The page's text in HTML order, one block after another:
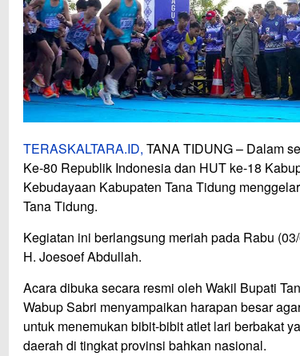
TERASKALTARA.ID, TANA TIDUNG – Dalam
Ke-80 Republik Indonesia dan HUT ke-18
Kebudayaan Kabupaten Tana Tidung
Tana Tidung.
Kegiatan ini berlangsung meriah pada Rabu
H. Joesoef Abdullah.
Acara dibuka secara resmi oleh Wakil Bupati
Wabup Sabri menyampaikan harapan besar
untuk menemukan bibit-bibit atlet lari berbakat
daerah di tingkat provinsi bahkan nasional.